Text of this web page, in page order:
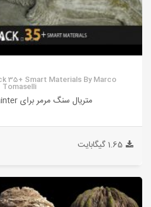
35+ Smart Materials By Marco
Tomaselli
متریال سنگ مرمر برای Substance Painter
1.65 گیگابایت